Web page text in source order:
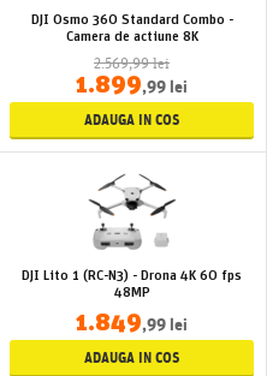
DJI Osmo 360 Standard Combo -
Camera de actiune 8K
2.569,99 lei
1.899,99 lei
ADAUGA IN COS
DJI Lito 1 (RC-N3) - Drona 4K 60 fps
48MP
1.849,99 lei
ADAUGA IN COS